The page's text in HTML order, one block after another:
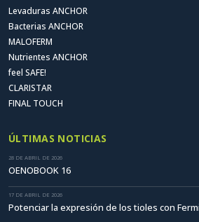
Levaduras ANCHOR
Bacterias ANCHOR
MALOFERM
Nutrientes ANCHOR
feel SAFE!
CLARISTAR
FINAL TOUCH
ÚLTIMAS NOTICIAS
28 DE ABRIL DE 2026
OENOBOOK 16
17 DE ABRIL DE 2026
Potenciar la expresión de los tioles con